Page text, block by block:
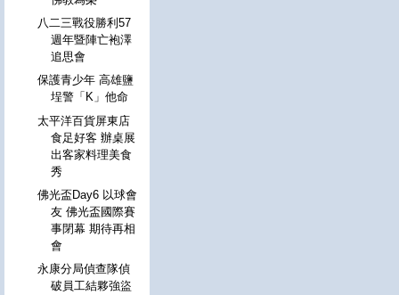
八二三戰役勝利57
週年暨陣亡袍澤
追思會
保護青少年 高雄鹽
埕警「K」他命
太平洋百貨屏東店
食足好客 辦桌展
出客家料理美食
秀
佛光盃Day6 以球會
友 佛光盃國際賽
事閉幕 期待再相
會
永康分局偵查隊偵
破員工結夥強盜